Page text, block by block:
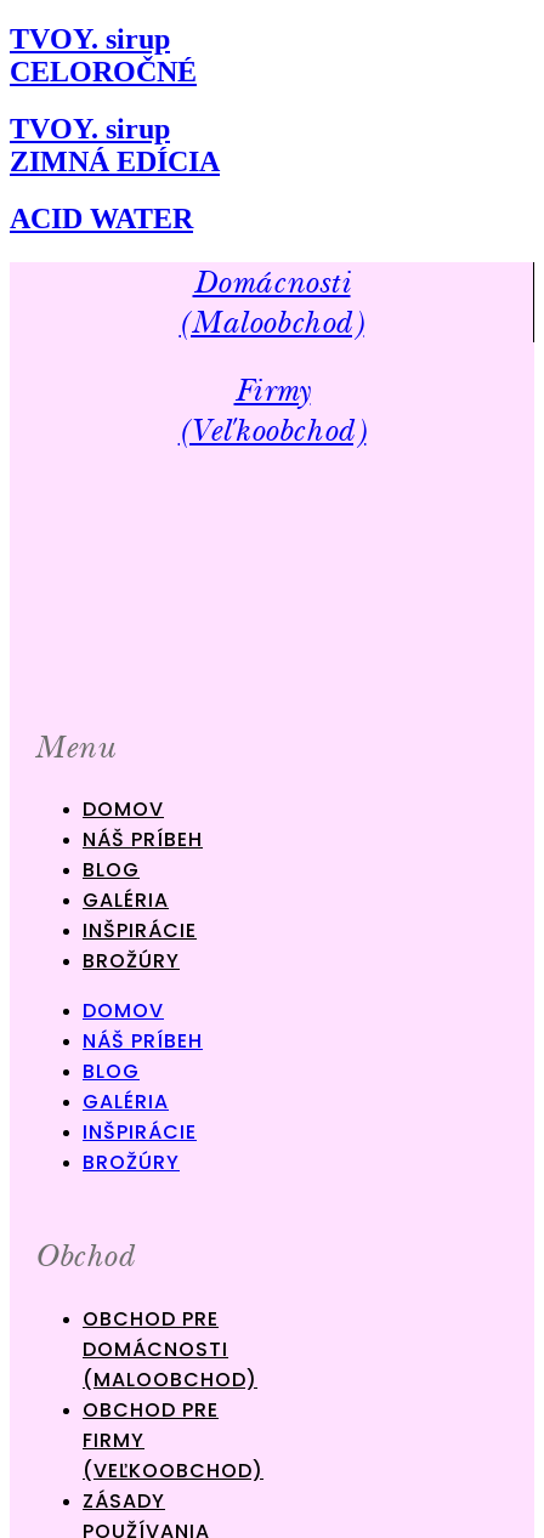
TVOY. sirup
CELOROČNÉ
TVOY. sirup
ZIMNÁ EDÍCIA
ACID WATER
Domácnosti
(Maloobchod)
Firmy
(Veľkoobchod)
Menu
DOMOV
NÁŠ PRÍBEH
BLOG
GALÉRIA
INŠPIRÁCIE
BROŽÚRY
DOMOV
NÁŠ PRÍBEH
BLOG
GALÉRIA
INŠPIRÁCIE
BROŽÚRY
Obchod
OBCHOD PRE
DOMÁCNOSTI
(MALOOBCHOD)
OBCHOD PRE
FIRMY
(VEĽKOOBCHOD)
ZÁSADY
POUŽÍVANIA